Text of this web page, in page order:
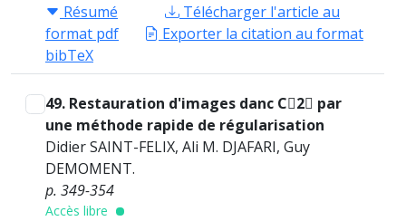
Résumé
Télécharger l'article au
format pdf
Exporter la citation au format
bibTeX
49. Restauration d'images danc C2 par
une méthode rapide de régularisation
Didier SAINT-FELIX, Ali M. DJAFARI, Guy
DEMOMENT.
p. 349-354
Accès libre